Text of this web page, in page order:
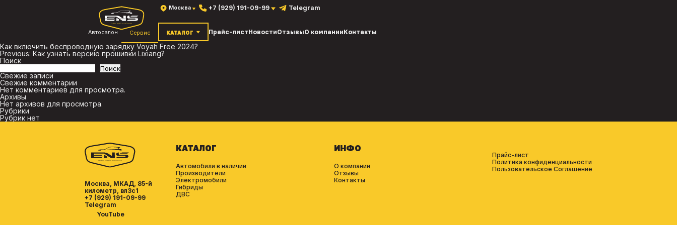
Автосалон Сервис
Москва +7 (929) 191-09-99 Telegram
КАТАЛОГ Прайс-листНовостиОтзывыО компанииКонтакты
Как включить беспроводную зарядку Voyah Free 2024?
Навигация
по
записям
Previous: Как узнать версию прошивки Lixiang?
Поиск
Поиск
Свежие записи
Свежие комментарии
Нет комментариев для просмотра.
Архивы
Нет архивов для просмотра.
Рубрики
Рубрик нет
Москва, МКАД, 85-й
километр, вл3с1
+7 (929) 191-09-99
Telegram
YouTube
КАТАЛОГ
Автомобили в наличии
Производители
Электромобили
Гибриды
ДВС
ИНФО
О компании
Отзывы
Контакты
Прайс-лист
Политика конфиденциальности
Пользовательское Соглашение